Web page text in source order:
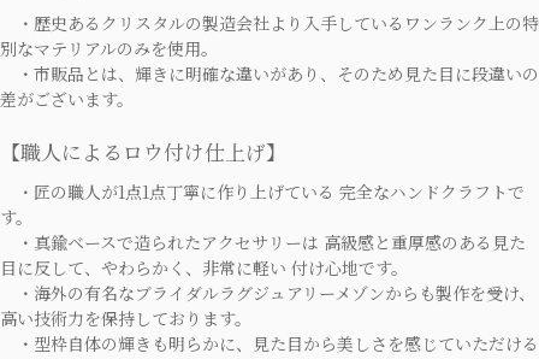
・歴史あるクリスタルの製造会社より入手しているワンランク上の特
別なマテリアルのみを使用。
・市販品とは、輝きに明確な違いがあり、そのため見た目に段違いの
差がございます。
【職人によるロウ付け仕上げ】
・匠の職人が1点1点丁寧に作り上げている 完全なハンドクラフトで
す。
・真鍮ベースで造られたアクセサリーは 高級感と重厚感のある見た
目に反して、やわらかく、非常に軽い 付け心地です。
・海外の有名なブライダルラグジュアリーメゾンからも製作を受け、
高い技術力を保持しております。
・型枠自体の輝きも明らかに、見た目から美しさを感じていただける